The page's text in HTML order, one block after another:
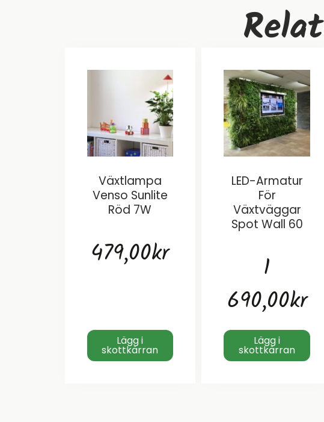
Växtlampa
Venso Sunlite
Röd 7W
479,00kr
Lägg i
skottkärran
LED-Armatur
För
Växtväggar
Spot Wall 60
1
690,00kr
Lägg i
skottkärran